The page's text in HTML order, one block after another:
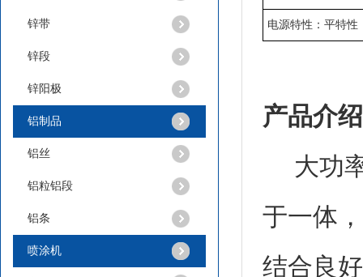
锌带
锌段
锌阳极
铝制品
铝丝
铝粒铝段
铝条
喷涂机
电源特性：平特性
产品介
大功率
于一体
结合良